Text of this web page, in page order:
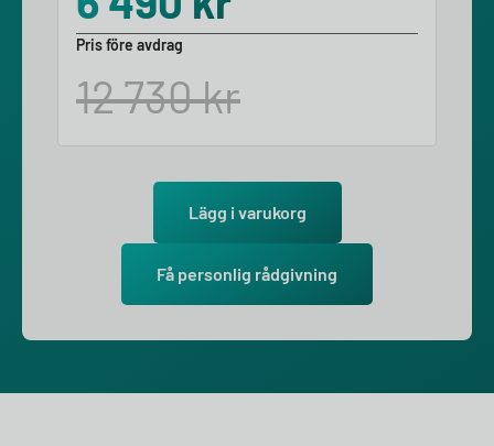
Pris före avdrag
12 730kr
Lägg i varukorg
Få personlig rådgivning